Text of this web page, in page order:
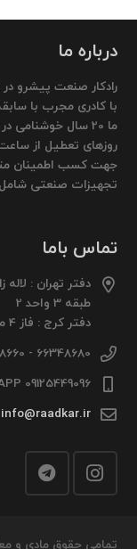
درباره ما
رادکار صنعت پیشرو
با کادری مجرب با
ما 20 سال
جهت کسب اطمینان
تجهیزات صنعتی
تماس باما
دفتر تهران :
طبقه 3 واحد 2
دفتر کرج : فاز 4 مهرشهر خیابان 411 شرقی پلاک 114 واحد 1
66348680 - 66348660 تماس از 8 صبح تا 6 شب
09125449096 WHATS APP
info@raadkar.ir
تمامی حقوق مادی و